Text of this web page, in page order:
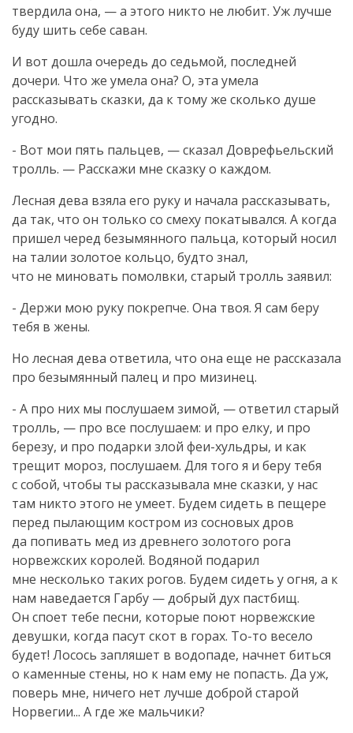
твердила она, — а этого никто не любит. Уж лучше
буду шить себе саван.
И вот дошла очередь до седьмой, последней
дочери. Что же умела она? О, эта умела
рассказывать сказки, да к тому же сколько душе
угодно.
- Вот мои пять пальцев, — сказал Доврефьельский
тролль. — Расскажи мне сказку о каждом.
Лесная дева взяла его руку и начала рассказывать,
да так, что он только со смеху покатывался. А когда
пришел черед безымянного пальца, который носил
на талии золотое кольцо, будто знал,
что не миновать помолвки, старый тролль заявил:
- Держи мою руку покрепче. Она твоя. Я сам беру
тебя в жены.
Но лесная дева ответила, что она еще не рассказала
про безымянный палец и про мизинец.
- А про них мы послушаем зимой, — ответил старый
тролль, — про все послушаем: и про елку, и про
березу, и про подарки злой феи-хульдры, и как
трещит мороз, послушаем. Для того я и беру тебя
с собой, чтобы ты рассказывала мне сказки, у нас
там никто этого не умеет. Будем сидеть в пещере
перед пылающим костром из сосновых дров
да попивать мед из древнего золотого рога
норвежских королей. Водяной подарил
мне несколько таких рогов. Будем сидеть у огня, а к
нам наведается Гарбу — добрый дух пастбищ.
Он споет тебе песни, которые поют норвежские
девушки, когда пасут скот в горах. То-то весело
будет! Лосось запляшет в водопаде, начнет биться
о каменные стены, но к нам ему не попасть. Да уж,
поверь мне, ничего нет лучше доброй старой
Норвегии... А где же мальчики?